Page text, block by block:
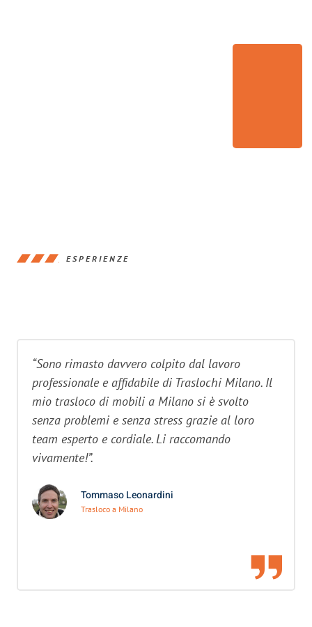
ESPERIENZE
“Sono rimasto davvero colpito dal lavoro
professionale e affidabile di Traslochi Milano. Il
mio trasloco di mobili a Milano si è svolto
senza problemi e senza stress grazie al loro
team esperto e cordiale. Li raccomando
vivamente!”.
Tommaso Leonardini
Trasloco a Milano